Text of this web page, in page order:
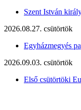
Szent István
2026.08.27. csütörtök
Egyházmegyés
2026.09.03. csütörtök
Első csütörtöki